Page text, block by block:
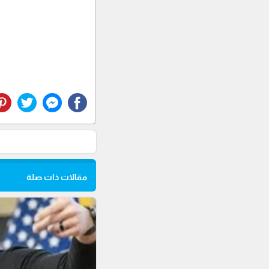
مقالات ذات صلة